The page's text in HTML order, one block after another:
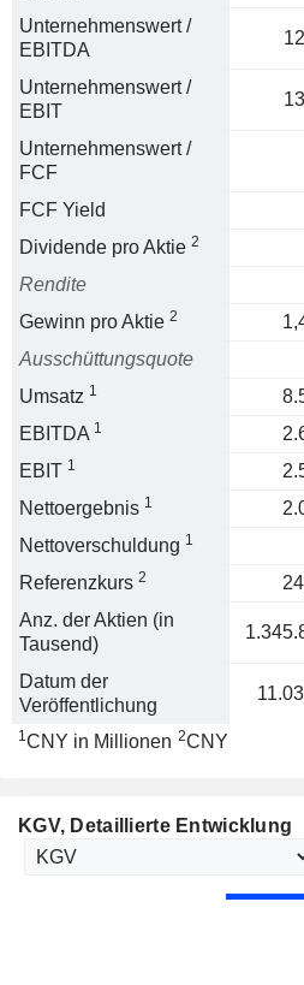
Unternehmenswert /
EBITDA
Unternehmenswert /
EBIT
Unternehmenswert /
FCF
FCF Yield
Dividende pro Aktie 2
Rendite
Gewinn pro Aktie 2
Ausschüttungsquote
Umsatz 1
EBITDA 1
EBIT 1
Nettoergebnis 1
Nettoverschuldung 1
Referenzkurs 2
Anz. der Aktien (in
Tausend)
Datum der
Veröffentlichung
1CNY in Millionen 2CNY
KGV, Detaillierte Entwicklung